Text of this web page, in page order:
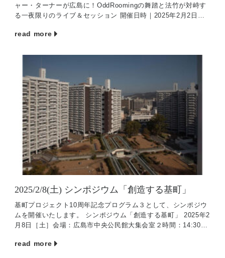
ャー・ターナーが広島に！OddRoomingの舞踏と法竹が対峙す
る一夜限りのライブ＆セッション 開催日時｜2025年2月2日
read more
2025/2/8(土) シンポジウム「創造する基町」
基町プロジェクト10周年記念プログラム３として、シンポジウ
ムを開催いたします。 シンポジウム「創造する基町」 2025年2
月8日［土］会場：広島市中央公民館大集会室２時間：14:30–
read more